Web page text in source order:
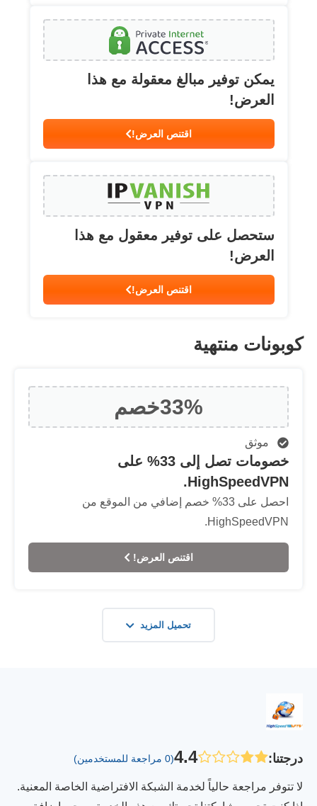
يمكن توفير مبالغ معقولة مع هذا
العرض!
اقتنص العرض!
ستحصل على توفير معقول مع هذا
العرض!
اقتنص العرض!
كوبونات منتهية
33%خصم
موثق
خصومات تصل إلى 33% على
HighSpeedVPN.
احصل على 33% خصم إضافي من الموقع من
HighSpeedVPN.
اقتنص العرض!
تحميل المزيد
درجتنا:
4.4(0 مراجعة للمستخدمين)
لا تتوفر مراجعة حالياً لخدمة الشبكة الافتراضية الخاصة المعنية.